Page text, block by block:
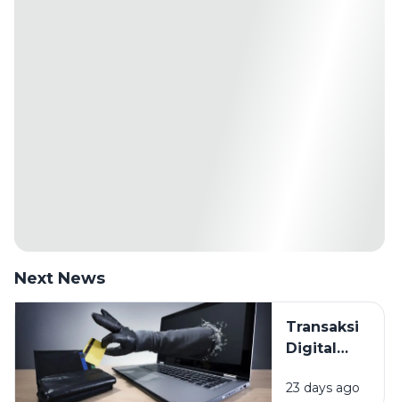
Next News
Transaksi
Digital
Mudah,
23 days ago